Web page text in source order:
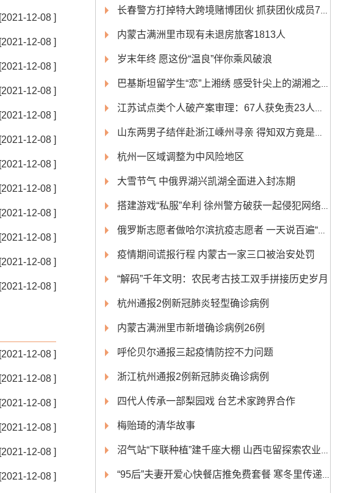
[2021-12-08 ]
[2021-12-08 ]
[2021-12-08 ]
[2021-12-08 ]
[2021-12-08 ]
[2021-12-08 ]
[2021-12-08 ]
[2021-12-08 ]
[2021-12-08 ]
[2021-12-08 ]
[2021-12-08 ]
[2021-12-08 ]
[2021-12-08 ]
[2021-12-08 ]
[2021-12-08 ]
[2021-12-08 ]
[2021-12-08 ]
[2021-12-08 ]
长春警方打掉特大跨境赌博团伙 抓获团伙成员70人
内蒙古满洲里市现有未退房旅客1813人
岁末年终 愿这份“温良”伴你乘风破浪
巴基斯坦留学生“恋”上湘绣 感受针尖上的湖湘之美
江苏试点类个人破产案审理：67人获免责23人申请被驳回
山东两男子结伴赴浙江嵊州寻亲 得知双方竟是亲兄弟
杭州一区域调整为中风险地区
大雪节气 中俄界湖兴凯湖全面进入封冻期
搭建游戏“私服”牟利 徐州警方破获一起侵犯网络游戏著作权案
俄罗斯志愿者做哈尔滨抗疫志愿者 一天说百遍“俄腔”东北话“请排队”
疫情期间谎报行程 内蒙古一家三口被治安处罚
“解码”千年文明：农民考古技工双手拼接历史岁月
杭州通报2例新冠肺炎轻型确诊病例
内蒙古满洲里市新增确诊病例26例
呼伦贝尔通报三起疫情防控不力问题
浙江杭州通报2例新冠肺炎确诊病例
四代人传承一部梨园戏 台艺术家跨界合作
梅贻琦的清华故事
沼气站“下联种植”建千座大棚 山西屯留探索农业绿色转型
“95后”夫妻开爱心快餐店推免费套餐 寒冬里传递温暖